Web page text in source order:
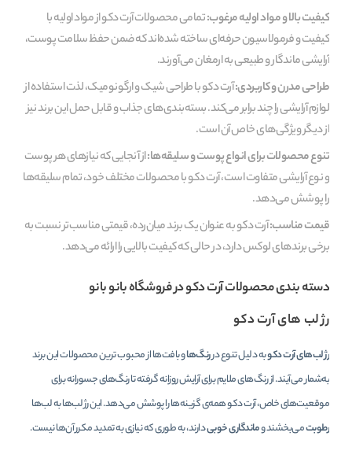
کیفیت بالا و مواد اولیه مرغوب:تمامی محصولات آرت دکو از مواد اولیه با
کیفیت و فرمولاسیون حرفه‌ای ساخته شده‌اند که ضمن حفظ سلامت پوست،
آرایشی ماندگار و طبیعی به ارمغان می‌آورند.
طراحی مدرن و کاربردی:آرت دکو با طراحی شیک و ارگونومیک، لذت استفاده از
لوازم آرایشی را چند برابر می‌کند. بسته‌بندی‌های جذاب و قابل حمل این برند نیز
از دیگر ویژگی‌های خاص آن است.
تنوع محصولات برای انواع پوست و سلیقه‌ها:از آنجایی که نیازهای هر پوست
و نوع آرایشی متفاوت است، آرت دکو با محصولات مختلف خود، تمام سلیقه‌ها
را پوشش می‌دهد.
قیمت مناسب:آرت دکو به عنوان یک برند میان‌رده، قیمتی مناسب‌تر نسبت به
برخی برندهای لوکس دارد، در حالی که کیفیت بالایی را ارائه می‌دهد.
دسته‌ بندی محصولات آرت دکو در فروشگاه بانو بانو
رژ لب‌ های آرت دکو
رژ لب‌های آرت دکوبه دلیل تنوع دررنگ‌هاو بافت‌ها از محبوب‌ ترین محصولات این برند
به‌شمار می‌آیند. از رنگ‌های ملایم برای آرایش روزانه گرفته تا رنگ‌های جسورانه برای
موقعیت‌های خاص، آرت دکو همه‌ی گزینه‌ها را پوشش می‌دهد. این رژ لب‌ها به لب‌ها
رطوبتمی‌بخشند وماندگاری خوبیدارند، به طوری که نیازی به تمدید مکرر آن‌ها نیست.